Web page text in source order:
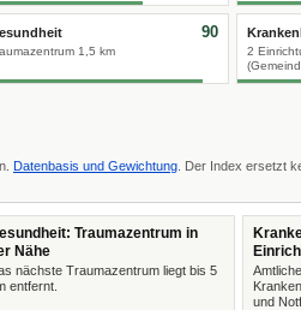
1,5 km
90
2
Datenbasis und Gewichtung . Der Index ersetzt
Traumazentrum in
Nähe
nächste Traumazentrum liegt bis 5
entfernt.
und